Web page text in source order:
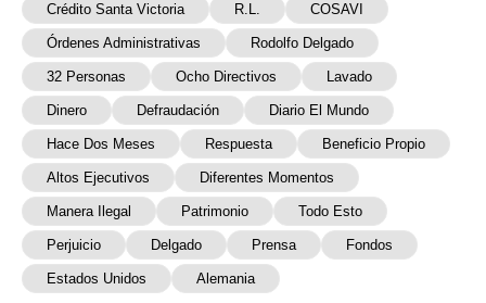
Crédito Santa Victoria R.L. COSAVI
Órdenes Administrativas Rodolfo Delgado
32 Personas Ocho Directivos Lavado
Dinero Defraudación Diario El Mundo
Hace Dos Meses Respuesta Beneficio Propio
Altos Ejecutivos Diferentes Momentos
Manera Ilegal Patrimonio Todo Esto
Perjuicio Delgado Prensa Fondos
Estados Unidos Alemania